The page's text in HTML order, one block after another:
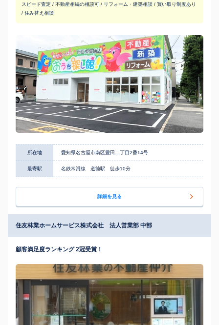
スピード査定 / 不動産相続の相談可 / リフォーム・建築相談 / 買い取り制度あり
/ 住み替え相談
所在地 愛知県名古屋市南区豊田二丁目2番14号
最寄駅 名鉄常滑線 道徳駅 徒歩10分
詳細を見る
住友林業ホームサービス株式会社 法人営業部 中部
顧客満足度ランキング 2冠受賞！